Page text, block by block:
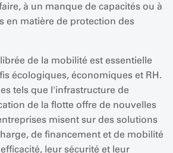
à un manque de capacités ou à
en matière de protection des
de la mobilité est essentielle
écologiques, économiques et RH.
tels que l'infrastructure de
de la flotte offre de nouvelles
misent sur des solutions
de financement et de mobilité
leur sécurité et leur